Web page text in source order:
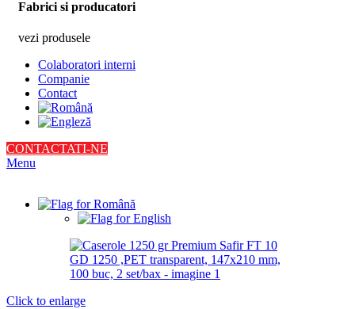
Fabrici si producatori
vezi produsele
Colaboratori interni
Companie
Contact
CONTACTATI-NE
Menu
Click to enlarge